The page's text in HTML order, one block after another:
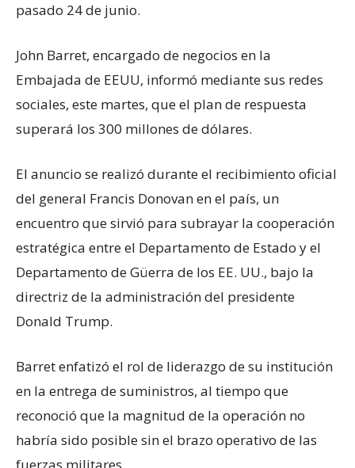
pasado 24 de junio.
John Barret, encargado de negocios en la
Embajada de EEUU, informó mediante sus redes
sociales, este martes, que el plan de respuesta
superará los 300 millones de dólares.
El anuncio se realizó durante el recibimiento oficial
del general Francis Donovan en el país, un
encuentro que sirvió para subrayar la cooperación
estratégica entre el Departamento de Estado y el
Departamento de Güerra de los EE. UU., bajo la
directriz de la administración del presidente
Donald Trump.
Barret enfatizó el rol de liderazgo de su institución
en la entrega de suministros, al tiempo que
reconoció que la magnitud de la operación no
habría sido posible sin el brazo operativo de las